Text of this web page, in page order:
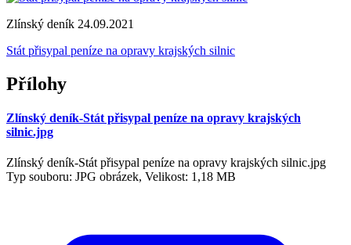
Zlínský deník 24.09.2021
Stát přisypal peníze na opravy krajských silnic
Přílohy
Zlínský deník-Stát přisypal peníze na opravy krajských
silnic.jpg
Zlínský deník-Stát přisypal peníze na opravy krajských silnic.jpg
Typ souboru: JPG obrázek, Velikost: 1,18 MB